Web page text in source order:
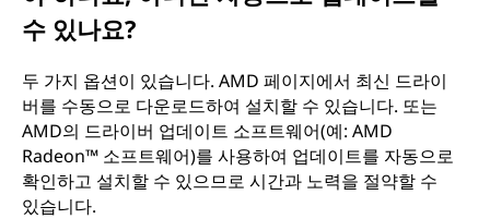
터
에
중
요
수 있나요?
두 가지 옵션이 있습니다. AMD 페이지에서 최신 드라이
버를 수동으로 다운로드하여 설치할 수 있습니다. 또는
AMD의 드라이버 업데이트 소프트웨어(예: AMD
Radeon™ 소프트웨어)를 사용하여 업데이트를 자동으로
확인하고 설치할 수 있으므로 시간과 노력을 절약할 수
있습니다.